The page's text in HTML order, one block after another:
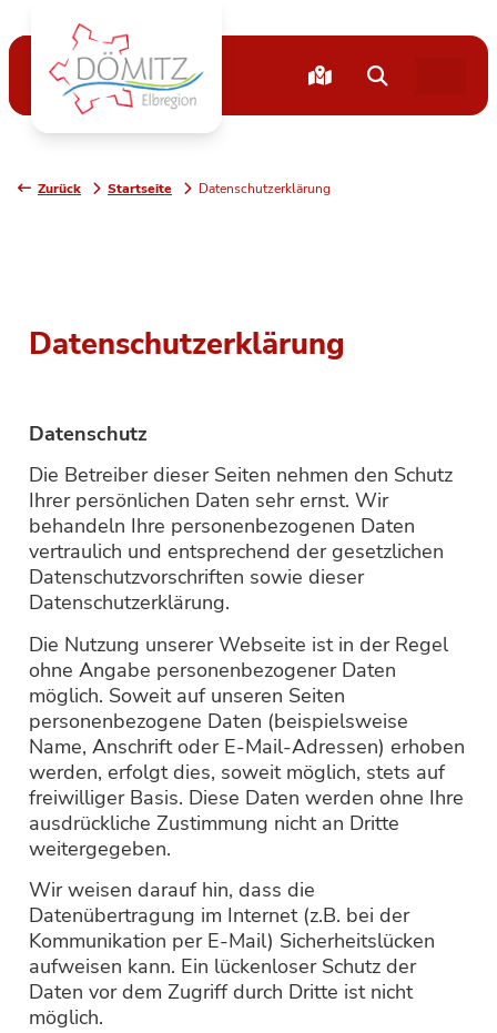
Zurück Startseite Datenschutzerklärung
Datenschutzerklärung
Datenschutz
Die Betreiber dieser Seiten nehmen den Schutz
Ihrer persönlichen Daten sehr ernst. Wir
behandeln Ihre personenbezogenen Daten
vertraulich und entsprechend der gesetzlichen
Datenschutzvorschriften sowie dieser
Datenschutzerklärung.
Die Nutzung unserer Webseite ist in der Regel
ohne Angabe personenbezogener Daten
möglich. Soweit auf unseren Seiten
personenbezogene Daten (beispielsweise
Name, Anschrift oder E-Mail-Adressen) erhoben
werden, erfolgt dies, soweit möglich, stets auf
freiwilliger Basis. Diese Daten werden ohne Ihre
ausdrückliche Zustimmung nicht an Dritte
weitergegeben.
Wir weisen darauf hin, dass die
Datenübertragung im Internet (z.B. bei der
Kommunikation per E-Mail) Sicherheitslücken
aufweisen kann. Ein lückenloser Schutz der
Daten vor dem Zugriff durch Dritte ist nicht
möglich.